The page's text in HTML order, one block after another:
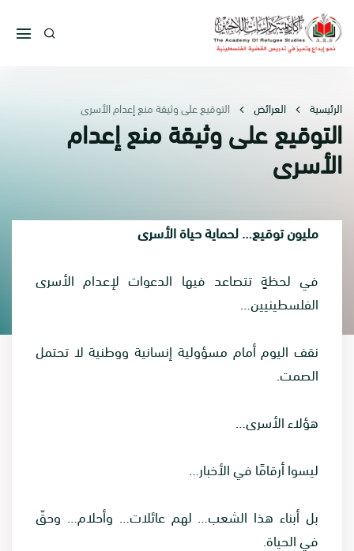
الرئيسية العرائض التوقيع على وثيقة منع إعدام الأسرى
التوقيع على وثيقة منع إعدام
الأسرى
مليون توقيع… لحماية حياة الأسرى
في لحظةٍ تتصاعد فيها الدعوات لإعدام الأسرى
الفلسطينيين…
نقف اليوم أمام مسؤولية إنسانية ووطنية لا تحتمل
الصمت.
هؤلاء الأسرى…
ليسوا أرقامًا في الأخبار…
بل أبناء هذا الشعب… لهم عائلات… وأحلام… وحقّ
في الحياة.